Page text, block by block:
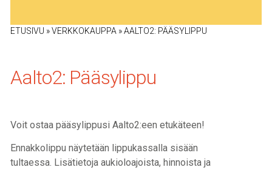
ETUSIVU »VERKKOKAUPPA »AALTO2: PÄÄSYLIPPU
Aalto2: Pääsylippu
Voit ostaa pääsylippusi Aalto2:een etukäteen!
Ennakkolippu näytetään lippukassalla sisään
tultaessa. Lisätietoja aukioloajoista, hinnoista ja